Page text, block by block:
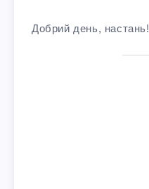
Добрий день, настань!